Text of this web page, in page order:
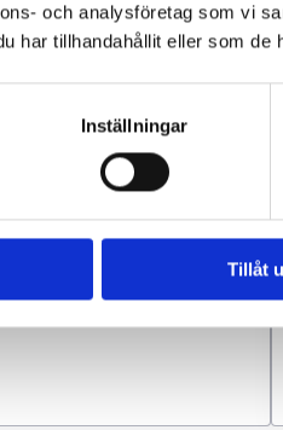
och analysföretag som vi
har tillhandahållit eller som
Inställningar
Tillåt
behov
användning